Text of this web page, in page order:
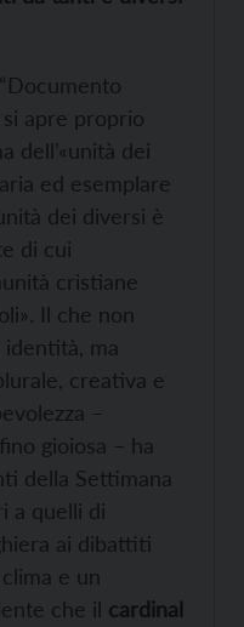
apre proprio
dell’«unità dei
ed esemplare
dei diversi è
di cui
cristiane
Il che non
ma
creativa e
–
gioiosa – ha
della Settimana
a quelli di
ai dibattiti
e un
che il cardinal